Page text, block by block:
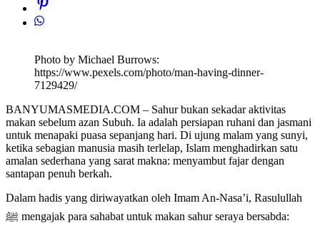
Photo by Michael Burrows:
https://www.pexels.com/photo/man-having-dinner-
7129429/
BANYUMASMEDIA.COM – Sahur bukan sekadar aktivitas
makan sebelum azan Subuh. Ia adalah persiapan ruhani dan jasmani
untuk menapaki puasa sepanjang hari. Di ujung malam yang sunyi,
ketika sebagian manusia masih terlelap, Islam menghadirkan satu
amalan sederhana yang sarat makna: menyambut fajar dengan
santapan penuh berkah.
Dalam hadis yang diriwayatkan oleh Imam An-Nasa’i, Rasulullah
ﷺ mengajak para sahabat untuk makan sahur seraya bersabda: